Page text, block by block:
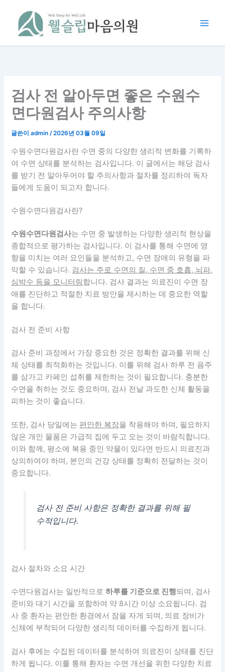
검사 전 알아두면 좋은 수원수
면다원검사 주의사항
글쓴이admin/2026년 03월 09일
수원수면다원검사란 수면 중의 다양한 생리적 변화를 기록하
여 수면 상태를 분석하는 검사입니다. 이 글에서는 해당 검사
를 받기 전 알아두어야 할 주의사항과 절차를 정리하여 독자
들에게 도움이 되고자 합니다.
수원수면다원검사란?
수원수면다원검사는 수면 중 발생하는 다양한 생리적 현상을
종합적으로 평가하는 검사입니다. 이 검사를 통해 수면에 영
향을 미치는 여러 요인들을 분석하고, 수면 장애의 유형을 파
악할 수 있습니다. 검사는 주로 수면의 질, 수면 중 호흡, 뇌파,
심박수 등을 모니터링합니다. 검사 결과는 의료진이 수면 장
애를 진단하고 적절한 치료 방안을 제시하는 데 중요한 역할
을 합니다.
검사 전 준비 사항
검사 준비 과정에서 가장 중요한 것은 정확한 결과를 위해 신
체 상태를 최적화하는 것입니다. 이를 위해 검사 하루 전 음주
를 삼가고 카페인 섭취를 제한하는 것이 필요합니다. 충분한
수면을 취하는 것도 중요하며, 검사 전날 과도한 신체 활동을
피하는 것이 좋습니다.
또한, 검사 당일에는 편안한 복장을 착용해야 하며, 필요하지
않은 개인 물품은 가급적 집에 두고 오는 것이 바람직합니다.
이와 함께, 평소에 복용 중인 약물이 있다면 반드시 의료진과
상의하여야 하며, 본인의 건강 상태를 정확히 전달하는 것이
중요합니다.
검사 전 준비 사항은 정확한 결과를 위해 필
수적입니다.
검사 절차와 소요 시간
수면다원검사는 일반적으로하루를 기준으로 진행되며, 검사
준비와 대기 시간을 포함하여 약 8시간 이상 소요됩니다. 검
사 중 환자는 편안한 환경에서 잠을 자게 되며, 의료 장비가
신체에 부착되어 다양한 생리적 데이터를 수집하게 됩니다.
검사 후에는 수집된 데이터를 분석하여 의료진이 상태를 진단
하게 됩니다. 이를 통해 환자는 수면 개선을 위한 다양한 치료